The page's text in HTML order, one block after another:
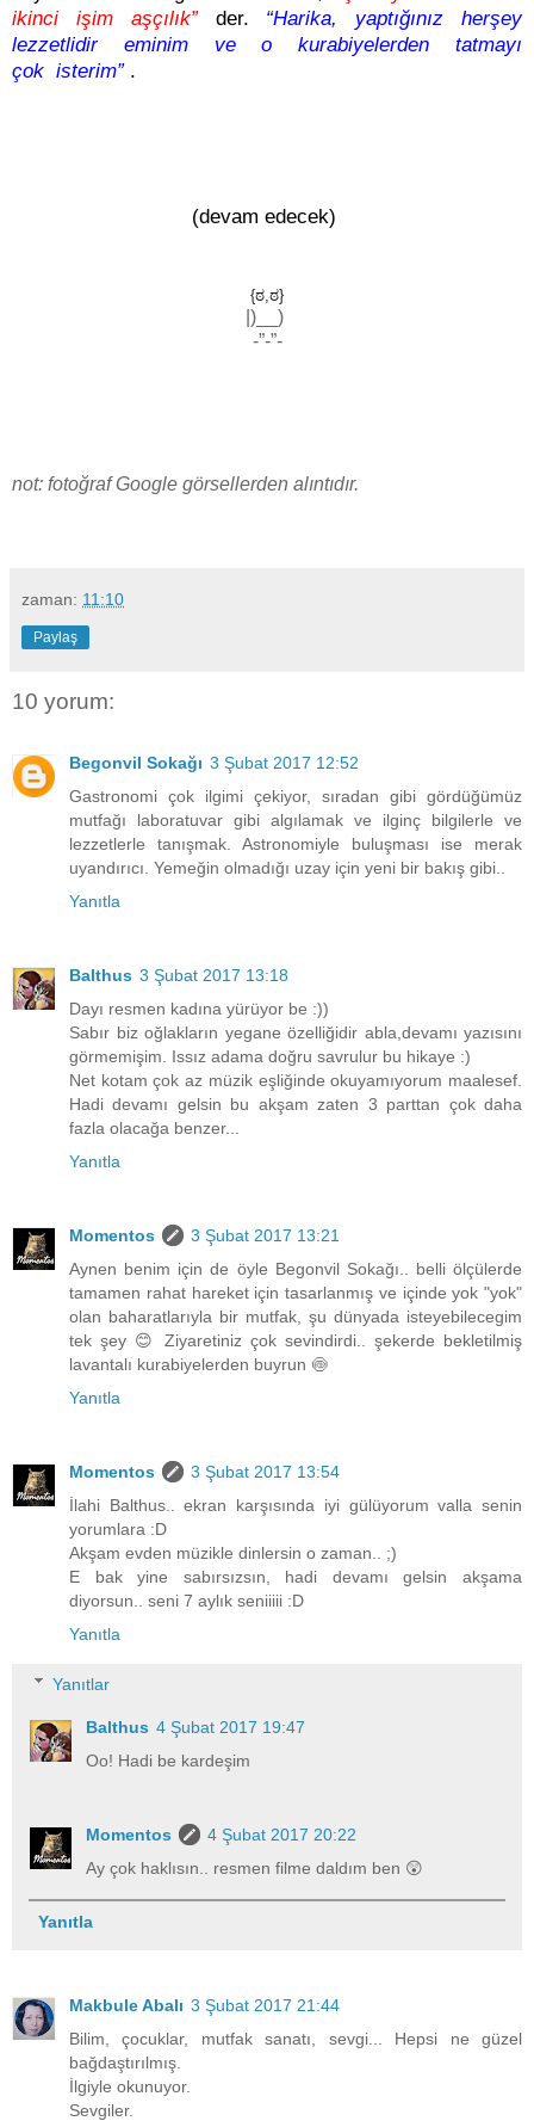
ikinci işim aşçılık”der. “Harika, yaptığınız herşey
lezzetlidir eminim ve o kurabiyelerden tatmayı
çok isterim”.
(devam edecek)
{ಠ,ಠ}
|)__)
-”-”-
not: fotoğraf ​Google görsellerden alıntıdır.​
zaman: 11:10
Paylaş
10 yorum:
Begonvil Sokağı 3 Şubat 2017 12:52
Gastronomi çok ilgimi çekiyor, sıradan gibi gördüğümüz
mutfağı laboratuvar gibi algılamak ve ilginç bilgilerle ve
lezzetlerle tanışmak. Astronomiyle buluşması ise merak
uyandırıcı. Yemeğin olmadığı uzay için yeni bir bakış gibi..
Yanıtla
Balthus 3 Şubat 2017 13:18
Dayı resmen kadına yürüyor be :))
Sabır biz oğlakların yegane özelliğidir abla,devamı yazısını
görmemişim. Issız adama doğru savrulur bu hikaye :)
Net kotam çok az müzik eşliğinde okuyamıyorum maalesef.
Hadi devamı gelsin bu akşam zaten 3 parttan çok daha
fazla olacağa benzer...
Yanıtla
Momentos
3 Şubat 2017 13:21
Aynen benim için de öyle Begonvil Sokağı.. belli ölçülerde
tamamen rahat hareket için tasarlanmış ve içinde yok "yok"
olan baharatlarıyla bir mutfak, şu dünyada isteyebilecegim
tek şey 😊 Ziyaretiniz çok sevindirdi.. şekerde bekletilmiş
lavantalı kurabiyelerden buyrun 🍥
Yanıtla
Momentos
3 Şubat 2017 13:54
İlahi Balthus.. ekran karşısında iyi gülüyorum valla senin
yorumlara :D
Akşam evden müzikle dinlersin o zaman.. ;)
E bak yine sabırsızsın, hadi devamı gelsin akşama
diyorsun.. seni 7 aylık seniiiii :D
Yanıtla
Yanıtlar
Balthus 4 Şubat 2017 19:47
Oo! Hadi be kardeşim
Momentos
4 Şubat 2017 20:22
Ay çok haklısın.. resmen filme daldım ben 😲
Yanıtla
Makbule Abalı 3 Şubat 2017 21:44
Bilim, çocuklar, mutfak sanatı, sevgi... Hepsi ne güzel
bağdaştırılmış.
İlgiyle okunuyor.
Sevgiler.